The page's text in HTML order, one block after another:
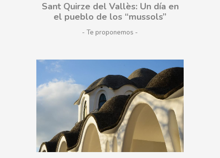
Sant Quirze del Vallès: Un día en
el pueblo de los “mussols”
- Te proponemos